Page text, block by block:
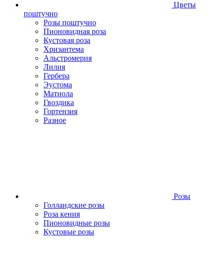
Цветы
поштучно
Розы поштучно
Пионовидная роза
Кустовая роза
Хризантема
Альстромерия
Лилия
Гербера
Эустома
Матиола
Гвоздика
Гортензия
Разное
Розы
Голландские розы
Роза кения
Пионовидные розы
Кустовые розы